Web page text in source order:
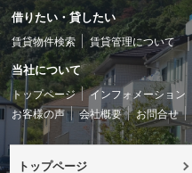
借りたい・貸したい
賃貸物件検索 賃貸管理について
当社について
トップページ インフォメーション
お客様の声
会社概要 お問合せ
トップページ